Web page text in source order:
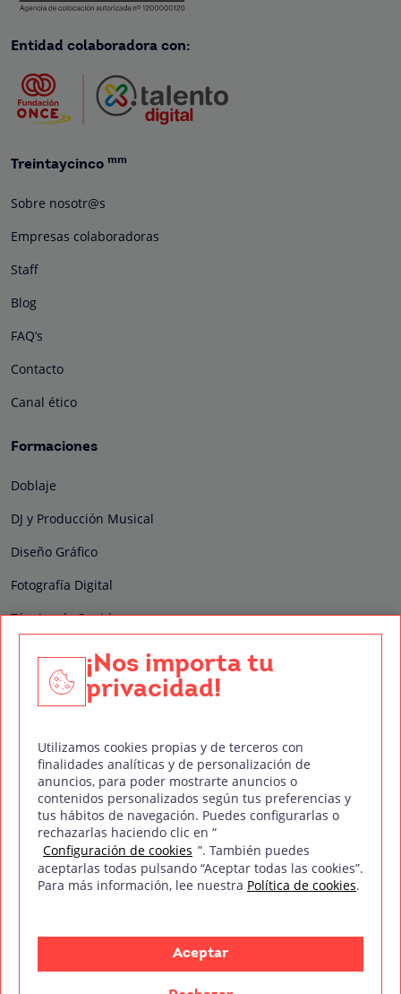
Entidad colaboradora con:
Treintaycinco mm
Sobre nosotr@s
Empresas colaboradoras
Staff
Blog
FAQ’s
Contacto
Canal ético
Formaciones
Doblaje
DJ y Producción Musical
Diseño Gráfico
Fotografía Digital
Técnico de Sonido
Edición y Postproducción de Vídeo
Nuestros sellos de calidad
Síguenos en Redes Sociales
mm 2026
Política de privacidad Política de cookies
Aviso legal
¡Nos importa tu
privacidad!
Utilizamos cookies propias y de terceros con
finalidades analíticas y de personalización de
anuncios, para poder mostrarte anuncios o
contenidos personalizados según tus preferencias y
tus hábitos de navegación. Puedes configurarlas o
rechazarlas haciendo clic en “
Configuración de cookies ”. También puedes
aceptarlas todas pulsando “Aceptar todas las cookies”.
Para más información, lee nuestra Política de cookies.
Aceptar